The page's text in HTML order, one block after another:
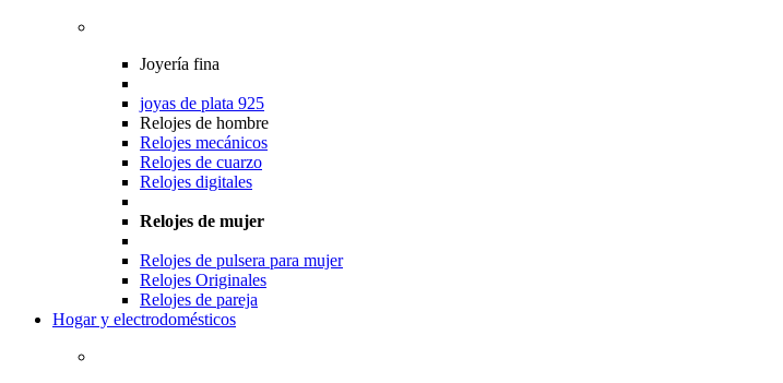
Joyería fina
joyas de plata 925
Relojes de hombre
Relojes mecánicos
Relojes de cuarzo
Relojes digitales
Relojes de mujer
Relojes de pulsera para mujer
Relojes Originales
Relojes de pareja
Hogar y electrodomésticos